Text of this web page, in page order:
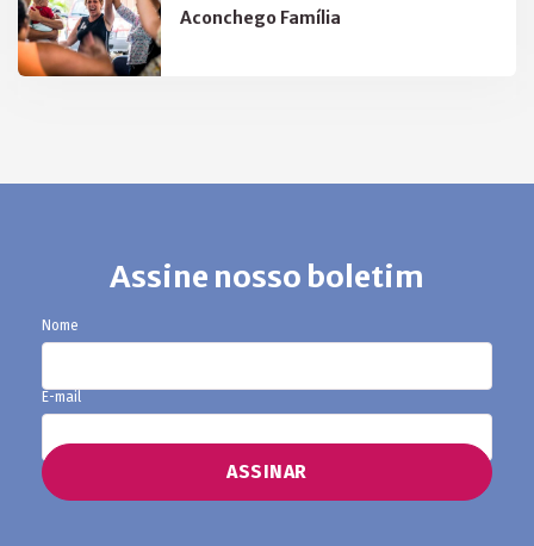
Aconchego Família
Assine nosso boletim
Nome
E-mail